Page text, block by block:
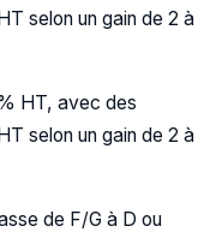
selon un gain de 2 à
HT, avec des
selon un gain de 2 à
de F/G à D ou